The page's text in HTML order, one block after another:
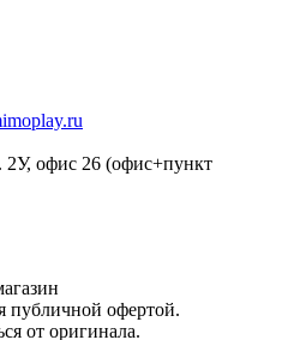
2У, офис 26 (офис+пункт
публичной офертой.
от оригинала.